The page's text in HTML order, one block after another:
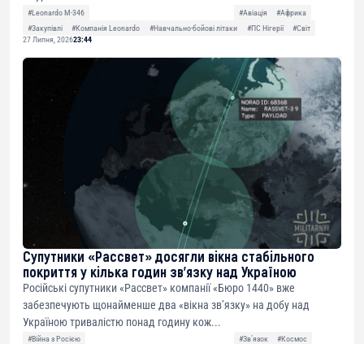
#Leonardo M-346 #Авіація
#Африка
#Закупівлі
#Компанія Leonardo #Навчально-бойові літаки #ПС Нігерії
#Світ
27 Липня, 202623:44
Супутники «Рассвет» досягли вікна стабільного
покриття у кілька годин зв’язку над Україною
Російські супутники «Рассвет» компанії «Бюро 1440» вже
забезпечують щонайменше два «вікна зв’язку» на добу над
Україною тривалістю понад годину кож...
#Війна з Росією #Звʼязок
#Космос